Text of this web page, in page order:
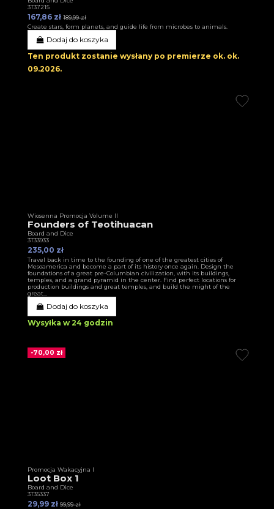
3T37215
167,86 zł 189,99 zł
Create stars, form planets, and guide life from microbes to animals.
Dodaj do koszyka
Ten produkt zostanie wysłany po premierze ok. ok.
09.2026.
Wiosenna Promocja Volume II
Founders of Teotihuacan
Board and Dice
3T33933
235,00 zł
Travel back in time to the founding of one of the greatest cities of
Mesoamerica and become a part of its history once again. Design the
foundations of a great pre-Columbian civilization, with its buildings,
temples, and a grand pyramid in the center. Find perfect locations for
production buildings and great temples, and build the might of the
great...
Dodaj do koszyka
Wysyłka w 24 godzin
-70,00 zł
Promocja Wakacyjna I
Loot Box 1
Board and Dice
3T35337
29,99 zł 99,99 zł